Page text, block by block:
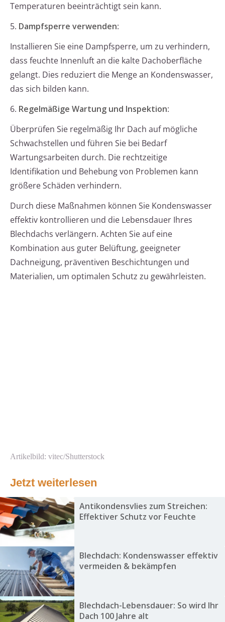
Temperaturen beeinträchtigt sein kann.
5. Dampfsperre verwenden:
Installieren Sie eine Dampfsperre, um zu verhindern,
dass feuchte Innenluft an die kalte Dachoberfläche
gelangt. Dies reduziert die Menge an Kondenswasser,
das sich bilden kann.
6. Regelmäßige Wartung und Inspektion:
Überprüfen Sie regelmäßig Ihr Dach auf mögliche
Schwachstellen und führen Sie bei Bedarf
Wartungsarbeiten durch. Die rechtzeitige
Identifikation und Behebung von Problemen kann
größere Schäden verhindern.
Durch diese Maßnahmen können Sie Kondenswasser
effektiv kontrollieren und die Lebensdauer Ihres
Blechdachs verlängern. Achten Sie auf eine
Kombination aus guter Belüftung, geeigneter
Dachneigung, präventiven Beschichtungen und
Materialien, um optimalen Schutz zu gewährleisten.
Artikelbild: vitec/Shutterstock
Jetzt weiterlesen
Antikondensvlies zum Streichen:
Effektiver Schutz vor Feuchte
Blechdach: Kondenswasser effektiv
vermeiden & bekämpfen
Blechdach-Lebensdauer: So wird Ihr
Dach 100 Jahre alt